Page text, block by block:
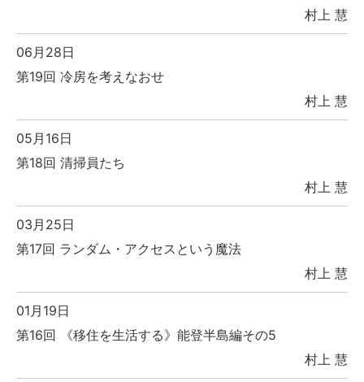
村上 慧
06月28日
第19回 冷房を考えなおせ
村上 慧
05月16日
第18回 清掃員たち
村上 慧
03月25日
第17回 ランダム・アクセスという魔法
村上 慧
01月19日
第16回 《移住を生活する》能登半島編その5
村上 慧